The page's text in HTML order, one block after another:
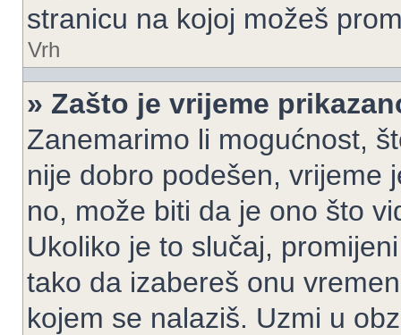
stranicu na kojoj možeš
Vrh
» Zašto je vrijeme
Zanemarimo li mogućnost,
nije dobro podešen, vrijeme
no, može biti da je ono što
Ukoliko je to slučaj,
tako da izabereš onu
kojem se nalaziš. Uzmi u